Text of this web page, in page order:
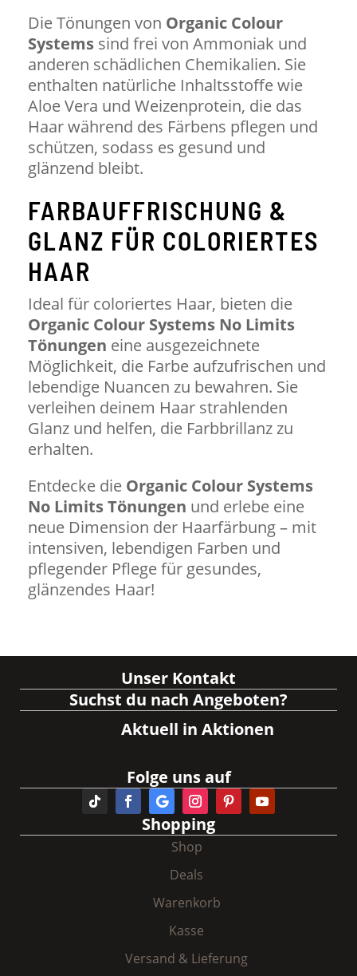
Die Tönungen von Organic Colour
Systems sind frei von Ammoniak und
anderen schädlichen Chemikalien. Sie
enthalten natürliche Inhaltsstoffe wie
Aloe Vera und Weizenprotein, die das
Haar während des Färbens pflegen und
schützen, sodass es gesund und
glänzend bleibt.
FARBAUFFRISCHUNG &
GLANZ FÜR COLORIERTES
HAAR
Ideal für coloriertes Haar, bieten die
Organic Colour Systems No Limits
Tönungen eine ausgezeichnete
Möglichkeit, die Farbe aufzufrischen und
lebendige Nuancen zu bewahren. Sie
verleihen deinem Haar strahlenden
Glanz und helfen, die Farbbrillanz zu
erhalten.
Entdecke die Organic Colour Systems
No Limits Tönungen und erlebe eine
neue Dimension der Haarfärbung – mit
intensiven, lebendigen Farben und
pflegender Pflege für gesundes,
glänzendes Haar!
Unser Kontakt
Suchst du nach Angeboten?
Aktuell in Aktionen
Folge uns auf
Shopping
Shop
Deals
Warenkorb
Kasse
Versand & Lieferung